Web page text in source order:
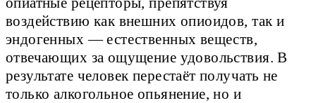
воздействию как внешних опиоидов, так и
эндогенных — естественных веществ,
отвечающих за ощущение удовольствия. В
результате человек перестаёт получать не
только алкогольное опьянение, но и